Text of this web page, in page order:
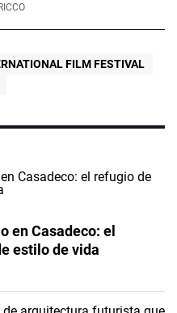
FILM FESTIVAL
en Casadeco: el
estilo de vida